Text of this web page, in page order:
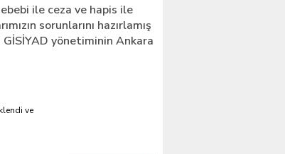
ile ceza ve hapis ile
sorunlarını hazırlamış
yönetiminin Ankara
ve